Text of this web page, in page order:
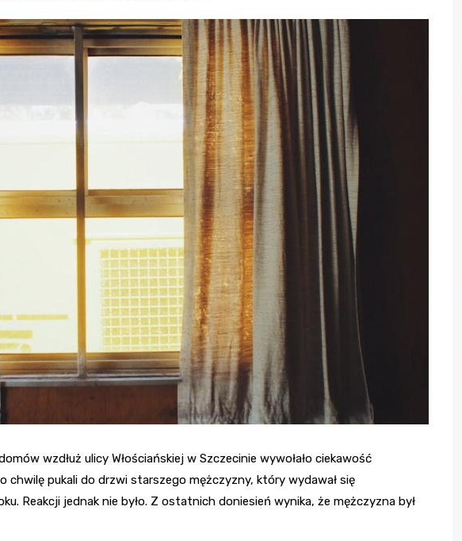
wzdłuż ulicy Włościańskiej w Szczecinie wywołało ciekawość
chwilę pukali do drzwi starszego mężczyzny, który wydawał się
Reakcji jednak nie było. Z ostatnich doniesień wynika, że mężczyzna był